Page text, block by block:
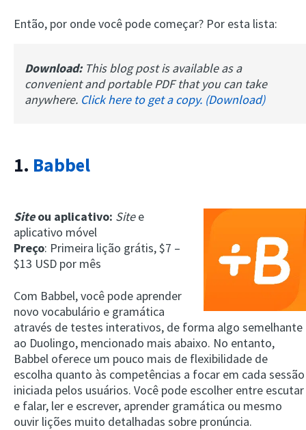
Então, por onde você pode começar? Por esta lista:
Download: This blog post is available as a
convenient and portable PDF that you can take
anywhere. Click here to get a copy. (Download)
1. Babbel
Siteou aplicativo: Sitee
aplicativo móvel
Preço: Primeira lição grátis, $7 –
$13 USD por mês
Com Babbel, você pode aprender
novo vocabulário e gramática
através de testes interativos, de forma algo semelhante
ao Duolingo, mencionado mais abaixo. No entanto,
Babbel oferece um pouco mais de flexibilidade de
escolha quanto às competências a focar em cada sessão
iniciada pelos usuários. Você pode escolher entre escutar
e falar, ler e escrever, aprender gramática ou mesmo
ouvir lições muito detalhadas sobre pronúncia.